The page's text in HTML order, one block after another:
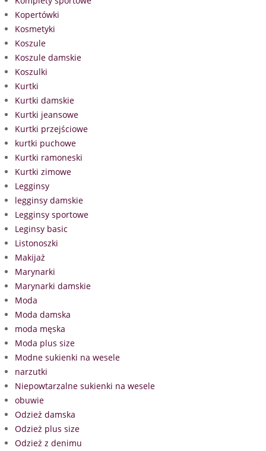
Kopertówki
Kosmetyki
Koszule
Koszule damskie
Koszulki
Kurtki
Kurtki damskie
Kurtki jeansowe
Kurtki przejściowe
kurtki puchowe
Kurtki ramoneski
Kurtki zimowe
Legginsy
legginsy damskie
Legginsy sportowe
Leginsy basic
Listonoszki
Makijaż
Marynarki
Marynarki damskie
Moda
Moda damska
moda męska
Moda plus size
Modne sukienki na wesele
narzutki
Niepowtarzalne sukienki na wesele
obuwie
Odzież damska
Odzież plus size
Odzież z denimu